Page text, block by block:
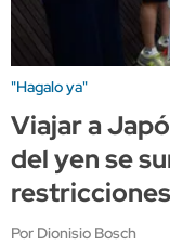
"Hagalo ya"
Viajar a
del yen se
Por Dionisio Bosch